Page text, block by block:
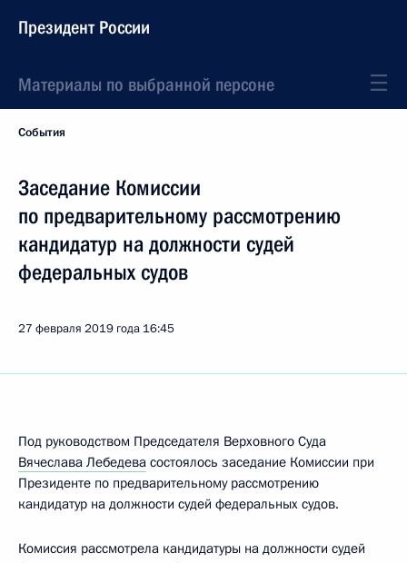
Президент России
Материалы по выбранной персоне
События
Заседание Комиссии
по предварительному рассмотрению
кандидатур на должности судей
федеральных судов
27 февраля 2019 года 16:45
Под руководством Председателя Верховного Суда
Вячеслава Лебедева состоялось заседание Комиссии при
Президенте по предварительному рассмотрению
кандидатур на должности судей федеральных судов.
Комиссия рассмотрела кандидатуры на должности судей